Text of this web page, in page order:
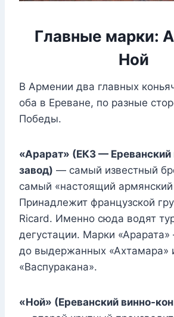
Главные марки:
Ной
В Армении два главных
оба в Ереване, по разные
Победы.
«Арарат» (ЕКЗ — Ереванский
завод) — самый известный
самый «настоящий армянский
Принадлежит французской
Ricard. Именно сюда водят
дегустации. Марки «Арарата»
до выдержанных «Ахтамара»
«Васпуракана».
«Ной» (Ереванский винно-